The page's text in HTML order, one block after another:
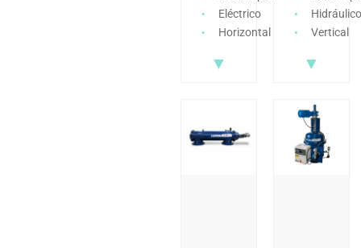
Eléctrico
Horizontal
▼
Hidráulico
Vertical
▼